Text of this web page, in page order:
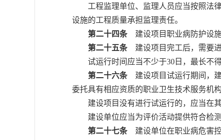
工程监理单位、监理人员应当按照法律
设施的工程质量承担监理责任。
第二十四条建设项目职业病防护设施
第二十五条建设项目完工后，需要进
试运行时间应当不少于30日，最长不得
第二十六条建设项目试运行期间，建
委托具有相应资质的职业卫生技术服务机
建设项目没有进行试运行的，应当在其
建设单位应当为评价活动提供符合检测
第二十七条建设单位在职业病危害控